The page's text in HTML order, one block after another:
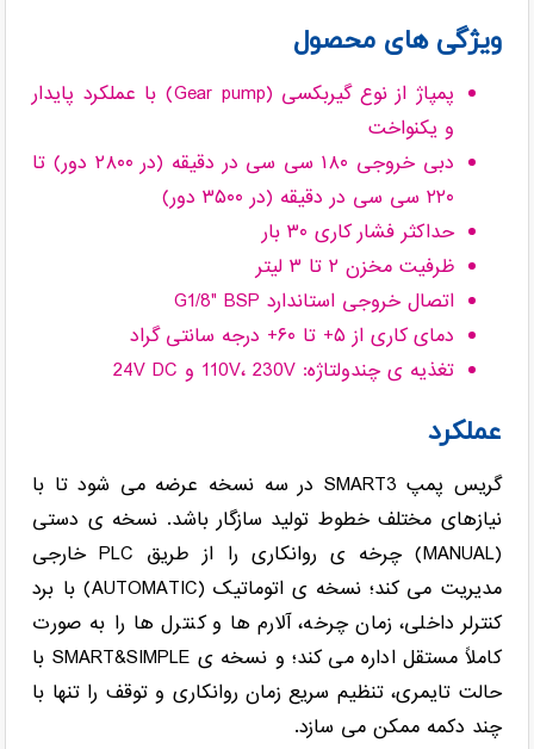
ویژگی های محصول
پمپاژ از نوع گیربکسی (Gear pump) با عملکرد پایدار
و یکنواخت
دبی خروجی ۱۸۰ سی سی در دقیقه (در ۲۸۰۰ دور) تا
۲۲۰ سی سی در دقیقه (در ۳۵۰۰ دور)
حداکثر فشار کاری ۳۰ بار
ظرفیت مخزن ۲ تا ۳ لیتر
اتصال خروجی استاندارد G1/8" BSP
دمای کاری از ۵+ تا ۶۰+ درجه سانتی گراد
تغذیه ی چندولتاژه: 110V، 230V و 24V DC
عملکرد
گریس پمپ SMART3 در سه نسخه عرضه می شود تا با
نیازهای مختلف خطوط تولید سازگار باشد. نسخه ی دستی
(MANUAL) چرخه ی روانکاری را از طریق PLC خارجی
مدیریت می کند؛ نسخه ی اتوماتیک (AUTOMATIC) با برد
کنترلر داخلی، زمان چرخه، آلارم ها و کنترل ها را به صورت
کاملاً مستقل اداره می کند؛ و نسخه ی SMART&SIMPLE با
حالت تایمری، تنظیم سریع زمان روانکاری و توقف را تنها با
چند دکمه ممکن می سازد.